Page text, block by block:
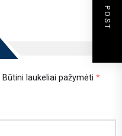
Būtini laukeliai pažymėti *